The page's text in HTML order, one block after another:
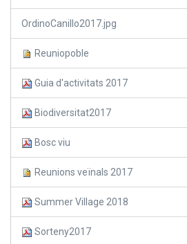
OrdinoCanillo2017.jpg
Reuniopoble
Guia d'activitats 2017
Biodiversitat2017
Bosc viu
Reunions veïnals 2017
Summer Village 2018
Sorteny2017